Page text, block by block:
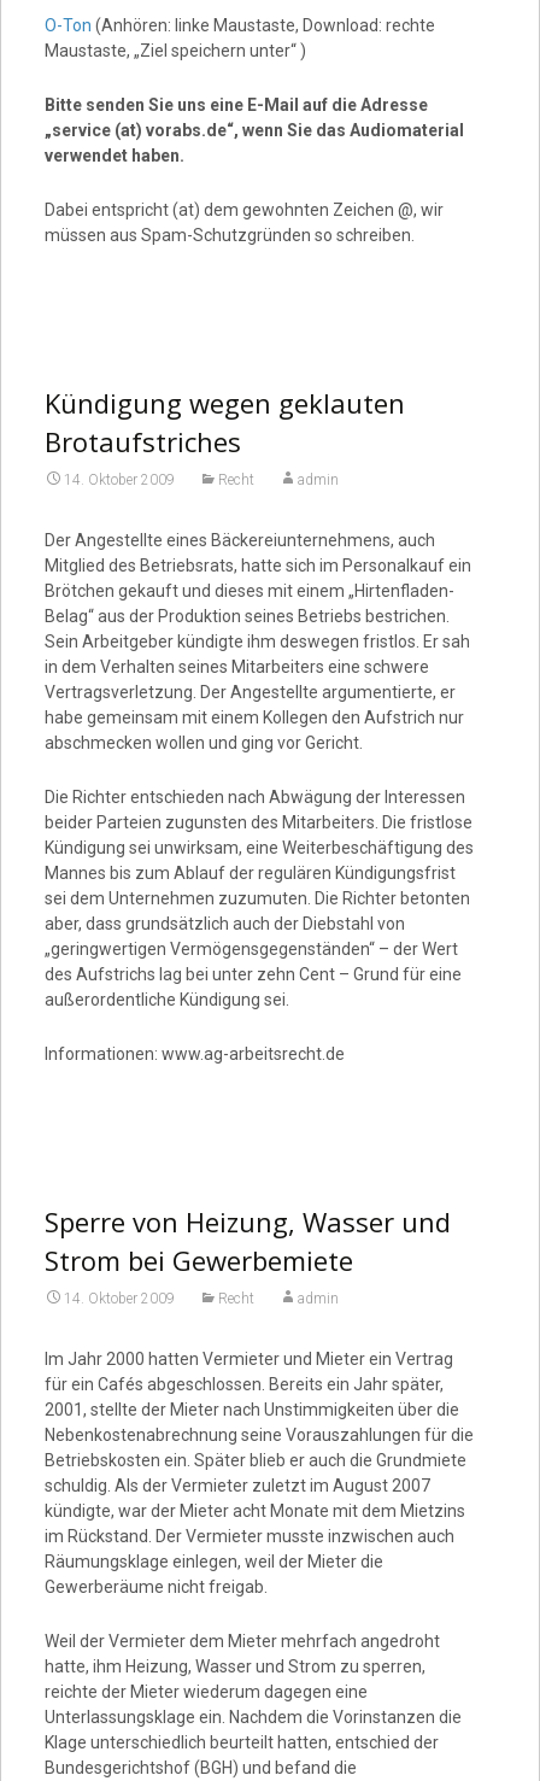
O-Ton (Anhören: linke Maustaste, Download: rechte
Maustaste, „Ziel speichern unter“ )
Bitte senden Sie uns eine E-Mail auf die Adresse
„service (at) vorabs.de“, wenn Sie das Audiomaterial
verwendet haben.
Dabei entspricht (at) dem gewohnten Zeichen @, wir
müssen aus Spam-Schutzgründen so schreiben.
Kündigung wegen geklauten
Brotaufstriches
14. Oktober 2009 Recht admin
Der Angestellte eines Bäckereiunternehmens, auch
Mitglied des Betriebsrats, hatte sich im Personalkauf ein
Brötchen gekauft und dieses mit einem „Hirtenfladen-
Belag“ aus der Produktion seines Betriebs bestrichen.
Sein Arbeitgeber kündigte ihm deswegen fristlos. Er sah
in dem Verhalten seines Mitarbeiters eine schwere
Vertragsverletzung. Der Angestellte argumentierte, er
habe gemeinsam mit einem Kollegen den Aufstrich nur
abschmecken wollen und ging vor Gericht.
Die Richter entschieden nach Abwägung der Interessen
beider Parteien zugunsten des Mitarbeiters. Die fristlose
Kündigung sei unwirksam, eine Weiterbeschäftigung des
Mannes bis zum Ablauf der regulären Kündigungsfrist
sei dem Unternehmen zuzumuten. Die Richter betonten
aber, dass grundsätzlich auch der Diebstahl von
„geringwertigen Vermögensgegenständen“ – der Wert
des Aufstrichs lag bei unter zehn Cent – Grund für eine
außerordentliche Kündigung sei.
Informationen: www.ag-arbeitsrecht.de
Sperre von Heizung, Wasser und
Strom bei Gewerbemiete
14. Oktober 2009 Recht admin
Im Jahr 2000 hatten Vermieter und Mieter ein Vertrag
für ein Cafés abgeschlossen. Bereits ein Jahr später,
2001, stellte der Mieter nach Unstimmigkeiten über die
Nebenkostenabrechnung seine Vorauszahlungen für die
Betriebskosten ein. Später blieb er auch die Grundmiete
schuldig. Als der Vermieter zuletzt im August 2007
kündigte, war der Mieter acht Monate mit dem Mietzins
im Rückstand. Der Vermieter musste inzwischen auch
Räumungsklage einlegen, weil der Mieter die
Gewerberäume nicht freigab.
Weil der Vermieter dem Mieter mehrfach angedroht
hatte, ihm Heizung, Wasser und Strom zu sperren,
reichte der Mieter wiederum dagegen eine
Unterlassungsklage ein. Nachdem die Vorinstanzen die
Klage unterschiedlich beurteilt hatten, entschied der
Bundesgerichtshof (BGH) und befand die